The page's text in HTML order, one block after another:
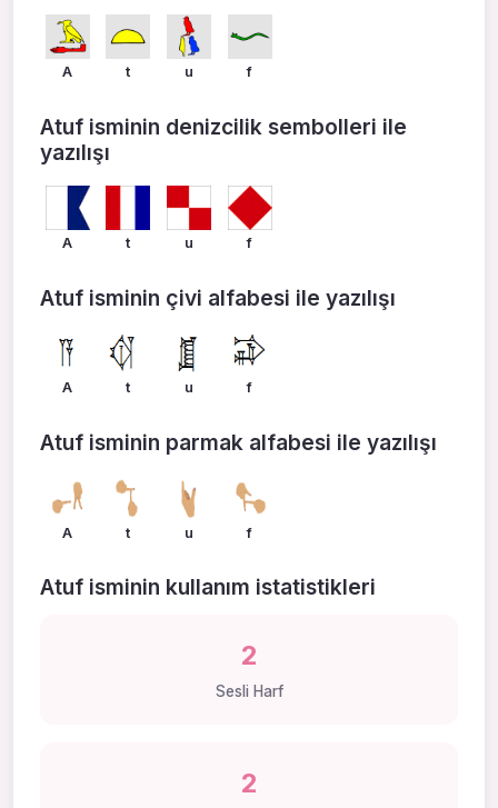
A t u f
Atuf isminin denizcilik sembolleri ile
yazılışı
A t u f
Atuf isminin çivi alfabesi ile yazılışı
A t u f
Atuf isminin parmak alfabesi ile yazılışı
A t u f
Atuf isminin kullanım istatistikleri
2
Sesli Harf
2